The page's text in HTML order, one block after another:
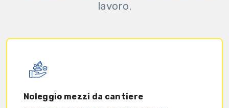
lavoro.
Noleggio mezzi da cantiere